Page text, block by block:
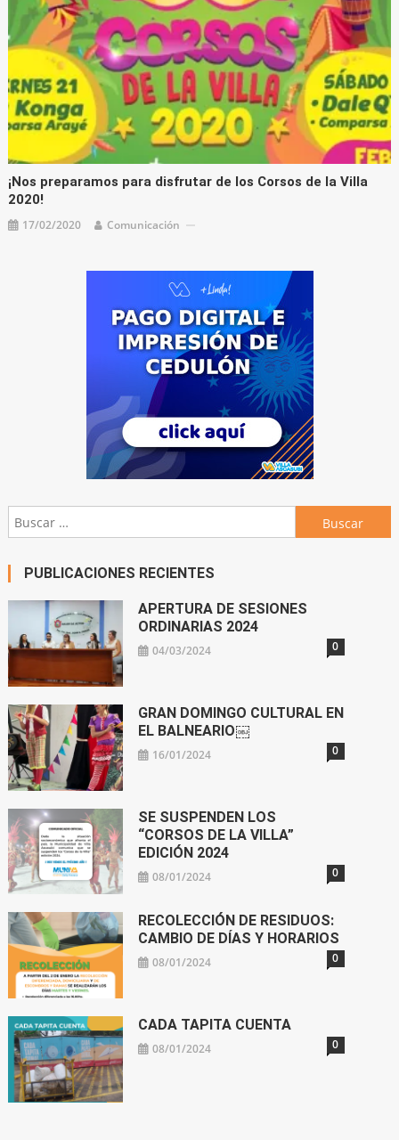
¡Nos preparamos para disfrutar de los Corsos de la Villa
2020!
17/02/2020 Comunicación
Buscar:
PUBLICACIONES RECIENTES
APERTURA DE SESIONES
ORDINARIAS 2024
04/03/2024 0
GRAN DOMINGO CULTURAL EN
EL BALNEARIO￼
16/01/2024 0
SE SUSPENDEN LOS
“CORSOS DE LA VILLA”
EDICIÓN 2024
08/01/2024 0
RECOLECCIÓN DE RESIDUOS:
CAMBIO DE DÍAS Y HORARIOS
08/01/2024 0
CADA TAPITA CUENTA
08/01/2024 0